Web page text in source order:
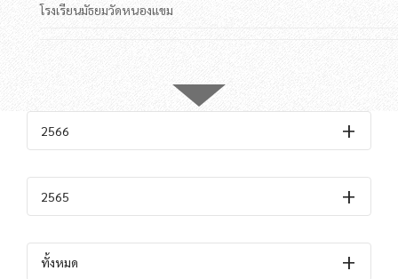
โรงเรียนมัธยมวัดหนองแขม
2566
2565
ทั้งหมด